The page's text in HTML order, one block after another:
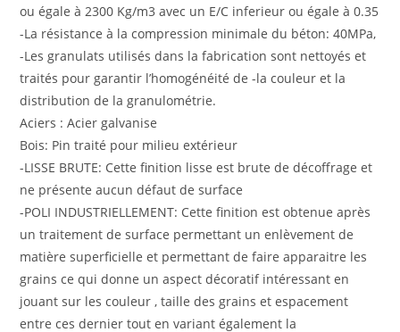
ou égale à 2300 Kg/m3 avec un E/C inferieur ou égale à 0.35
-La résistance à la compression minimale du béton: 40MPa,
-Les granulats utilisés dans la fabrication sont nettoyés et
traités pour garantir l’homogénéité de -la couleur et la
distribution de la granulométrie.
Aciers : Acier galvanise
Bois: Pin traité pour milieu extérieur
-LISSE BRUTE: Cette finition lisse est brute de décoffrage et
ne présente aucun défaut de surface
-POLI INDUSTRIELLEMENT: Cette finition est obtenue après
un traitement de surface permettant un enlèvement de
matière superficielle et permettant de faire apparaitre les
grains ce qui donne un aspect décoratif intéressant en
jouant sur les couleur , taille des grains et espacement
entre ces dernier tout en variant également la